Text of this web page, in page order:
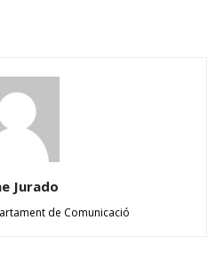
Jurado
de Comunicació